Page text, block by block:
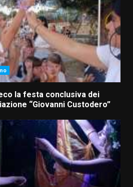
la festa conclusiva dei
“Giovanni Custodero”